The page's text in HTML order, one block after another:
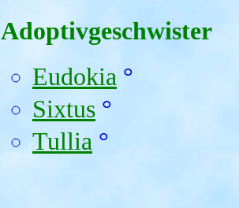
Adoptivgeschwister
Eudokia °
Sixtus °
Tullia °